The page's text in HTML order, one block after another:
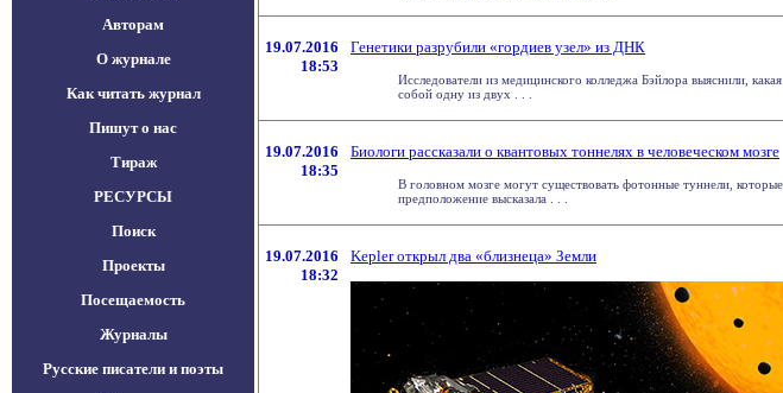
Авторам
О журнале
Как читать журнал
Пишут о нас
Тираж
РЕСУРСЫ
Поиск
Проекты
Посещаемость
Журналы
Русские писатели и поэты
19.07.2016
18:53
Генетики разрубили «гордиев узел» из ДНК
Исследователи из медицинского колледжа Бэйлора выяснили,
собой одну из двух . . .
19.07.2016
18:35
Биологи рассказали о квантовых тоннелях в человеческом мозге
В головном мозге могут существовать фотонные туннели,
предположение высказала . . .
19.07.2016
18:32
Kepler открыл два «близнеца» Земли